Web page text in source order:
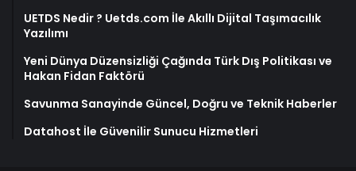
UETDS Nedir ? Uetds.com İle Akıllı Dijital Taşımacılık
Yazılımı
Yeni Dünya Düzensizliği Çağında Türk Dış Politikası ve
Hakan Fidan Faktörü
Savunma Sanayinde Güncel, Doğru ve Teknik Haberler
Datahost İle Güvenilir Sunucu Hizmetleri